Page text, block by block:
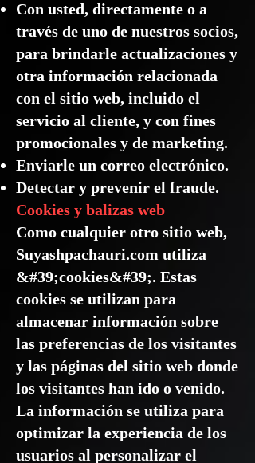
Con usted, directamente o a
través de uno de nuestros socios,
para brindarle actualizaciones y
otra información relacionada
con el sitio web, incluido el
servicio al cliente, y con fines
promocionales y de marketing.
Enviarle un correo electrónico.
Detectar y prevenir el fraude.
Cookies y balizas web
Como cualquier otro sitio web,
Suyashpachauri.com utiliza
&#39;cookies&#39;. Estas
cookies se utilizan para
almacenar información sobre
las preferencias de los visitantes
y las páginas del sitio web donde
los visitantes han ido o venido.
La información se utiliza para
optimizar la experiencia de los
usuarios al personalizar el